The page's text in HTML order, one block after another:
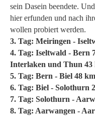
sein Dasein beendete.
hier erfunden und nach
wollen probiert werden.
3. Tag: Meiringen -
4. Tag: Iseltwald - Bern
Interlaken und Thun 43
5. Tag: Bern - Biel 48 km
6. Tag: Biel - Solothurn
7. Tag: Solothurn -
8. Tag: Aarwangen -